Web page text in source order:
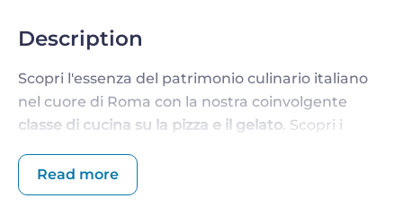
Description
Scopri l'essenza del patrimonio culinario italiano
nel cuore di Roma con la nostra coinvolgente
classe di cucina su la pizza e il gelato. Scopri i
gelato vellutato sotto la guida di chef esperti.
Preparati a immergerti in questo viaggio
Read more